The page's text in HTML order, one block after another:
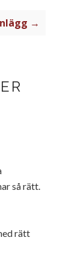
→
så rätt.
rätt